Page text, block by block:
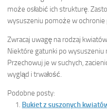
może osłabić ich strukturę.
wysuszeniu pomoże w ochronie
Zwracaj uwagę na rodzaj
Niektóre gatunki po wysuszeniu
Przechowuj je w suchych,
wygląd i trwałość.
Podobne posty:
Bukiet z suszonych